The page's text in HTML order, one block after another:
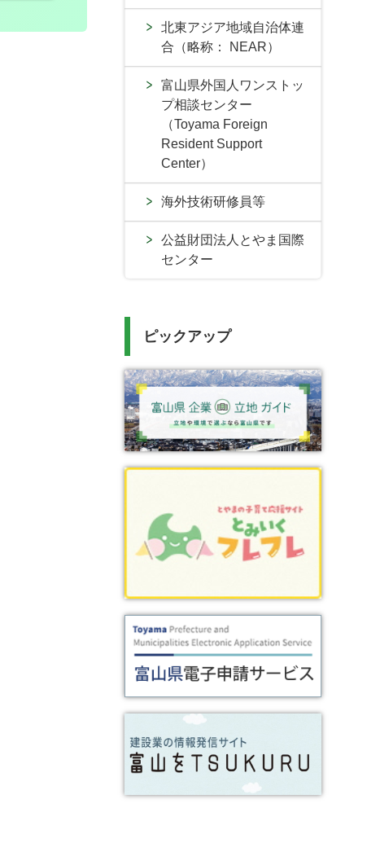
北東アジア地域自治体連
合（略称： NEAR）
富山県外国人ワンストッ
プ相談センター
（Toyama Foreign
Resident Support
Center）
海外技術研修員等
公益財団法人とやま国際
センター
ピックアップ